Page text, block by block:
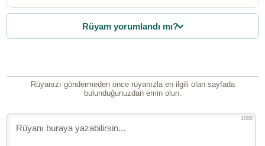
Rüyam yorumlandı mı?
Rüyanızı göndermeden önce rüyanızla en ilgili olan sayfada
bulunduğunuzdan emin olun.
1000